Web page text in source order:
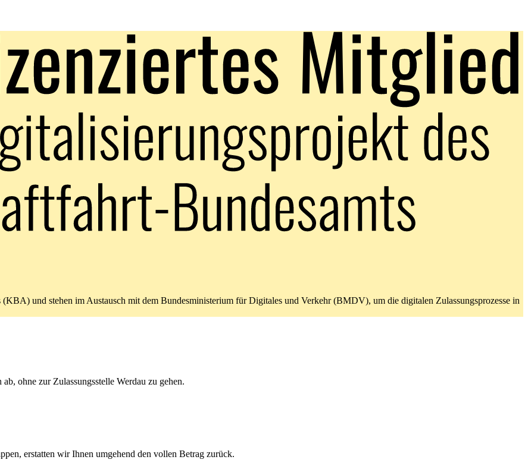
und stehen im Austausch mit dem Bundesministerium für Digitales und Verkehr (BMDV), um die digitalen Zulassungsprozesse in
ohne zur Zulassungsstelle Werdau zu gehen.
erstatten wir Ihnen umgehend den vollen Betrag zurück.